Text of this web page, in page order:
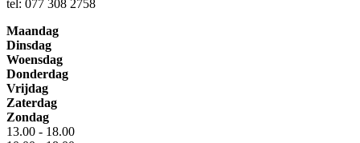
tel: 077 308 2758
Maandag
Dinsdag
Woensdag
Donderdag
Vrijdag
Zaterdag
Zondag
13.00 - 18.00